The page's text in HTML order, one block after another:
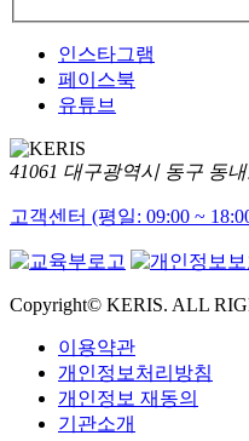
인스타그램
페이스북
유튜브
41061 대구광역시 동구 동
고객센터 (평일: 09:00 ~
Copyright© KERIS. ALL
이용약관
개인정보처리방침
개인정보 재동의
기관소개